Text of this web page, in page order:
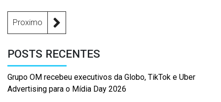
Proximo
POSTS RECENTES
Grupo OM recebeu executivos da Globo, TikTok e Uber
Advertising para o Mídia Day 2026